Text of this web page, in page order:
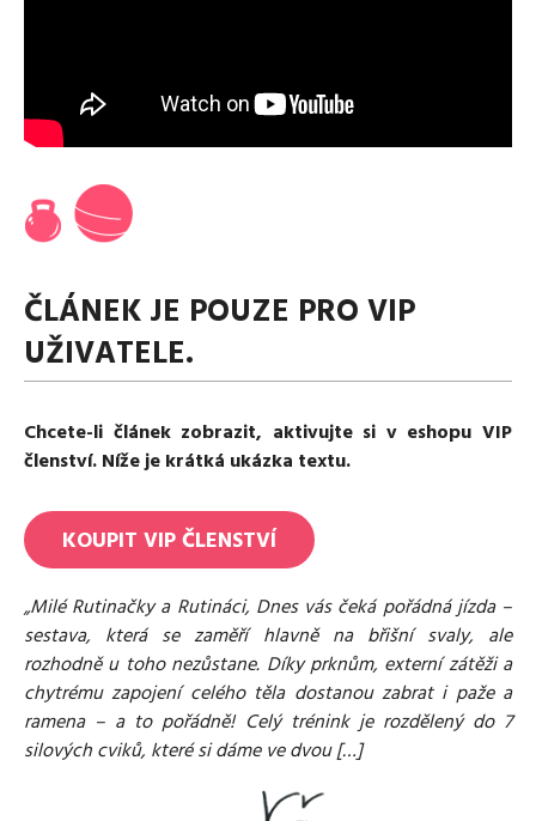
Desetiminutovka
Výzvy a nácviky
Pro koho je Rutina?
ČLÁNEK JE POUZE PRO VIP
UŽIVATELE.
Chcete-li článek zobrazit, aktivujte si v eshopu VIP
členství. Níže je krátká ukázka textu.
KOUPIT VIP ČLENSTVÍ
„Milé Rutinačky a Rutináci, Dnes vás čeká pořádná jízda –
sestava, která se zaměří hlavně na břišní svaly, ale
rozhodně u toho nezůstane. Díky prknům, externí zátěži a
chytrému zapojení celého těla dostanou zabrat i paže a
ramena – a to pořádně! Celý trénink je rozdělený do 7
silových cviků, které si dáme ve dvou […]